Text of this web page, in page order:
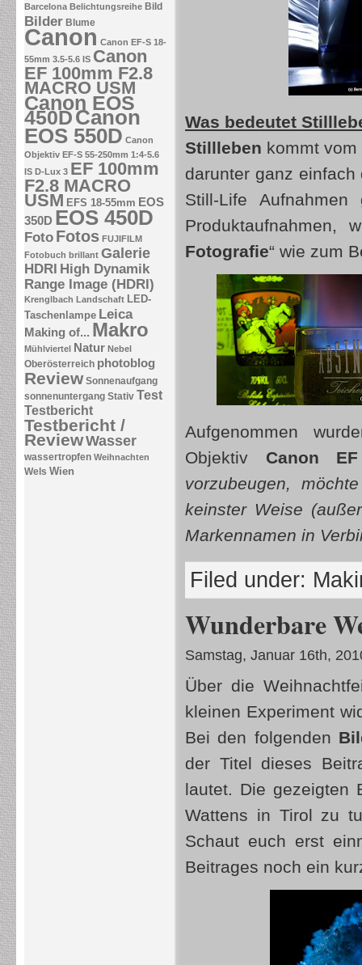
Barcelona Belichtungsreihe Bild
Bilder Blume
Canon Canon EF-S 18-
55mm 3.5-5.6 IS Canon
EF 100mm F2.8
MACRO USM
Canon EOS
450DCanon
EOS 550D Canon
Objektiv EF-S 55-250mm 1:4-5.6
IS D-Lux 3 EF 100mm
F2.8 MACRO
USM EFS 18-55mm EOS
350D EOS 450D
Foto Fotos FUJIFILM
Fotobuch brillant Galerie
HDRI High Dynamik
Range Image (HDRI)
Krenglbach Landschaft LED-
Taschenlampe Leica
Making of... Makro
Mühlviertel Natur Nebel
Oberösterreich photoblog
Review Sonnenaufgang
sonnenuntergang Stativ Test
Testbericht
Testbericht /
ReviewWasser
wassertropfen Weihnachten
Wels Wien
Was bedeutet
Stillleben kommt vom
darunter ganz
Still-Life
Fotografie“ wie zum
Aufgenommen
Objektiv Canon
vorzubeugen,
keinster Weise
Markennamen in
Filed under:
Wunderbare
Samstag, Januar 16th,
Über die
kleinen Experiment
Bei den folgenden
der Titel dieses
lautet. Die
Wattens in Tirol zu
Schaut euch erst
Beitrages noch ein